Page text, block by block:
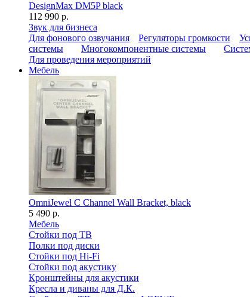
DesignMax DM5P black
112 990 р.
Звук для бизнеса
Для фонового озвучания
Регуляторы громкости
системы
Многокомпонентные системы
Для проведения мероприятий
Мебель
OmniJewel C Channel Wall Bracket, black
5 490 р.
Мебель
Стойки под ТВ
Полки под диски
Стойки под Hi-Fi
Стойки под акустику
Кронштейны для акустики
Кресла и диваны для Д.К.